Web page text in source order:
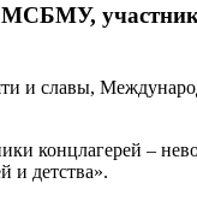
МСБМУ,
и славы,
концлагерей –
и детства».